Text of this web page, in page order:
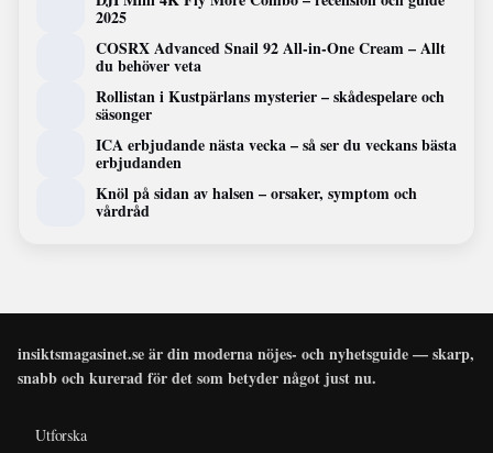
2025
COSRX Advanced Snail 92 All-in-One Cream – Allt
du behöver veta
Rollistan i Kustpärlans mysterier – skådespelare och
säsonger
ICA erbjudande nästa vecka – så ser du veckans bästa
erbjudanden
Knöl på sidan av halsen – orsaker, symptom och
vårdråd
insiktsmagasinet.se är din moderna nöjes- och nyhetsguide — skarp,
snabb och kurerad för det som betyder något just nu.
Utforska